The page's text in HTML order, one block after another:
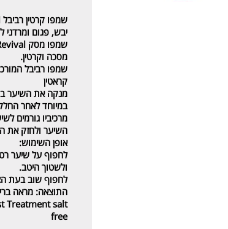
יבש, פגום
מסכה וקרטין.
קראטין
מנקה את השיער
במיוחד לאחר
מרכיביו גורמים
השיער ולחזק את
אופן השימוש:
לחפוף על שיער
ולשטוך היטב.
לחפוף שוב בעת
התוצאה: מראה
Treatment salt
free